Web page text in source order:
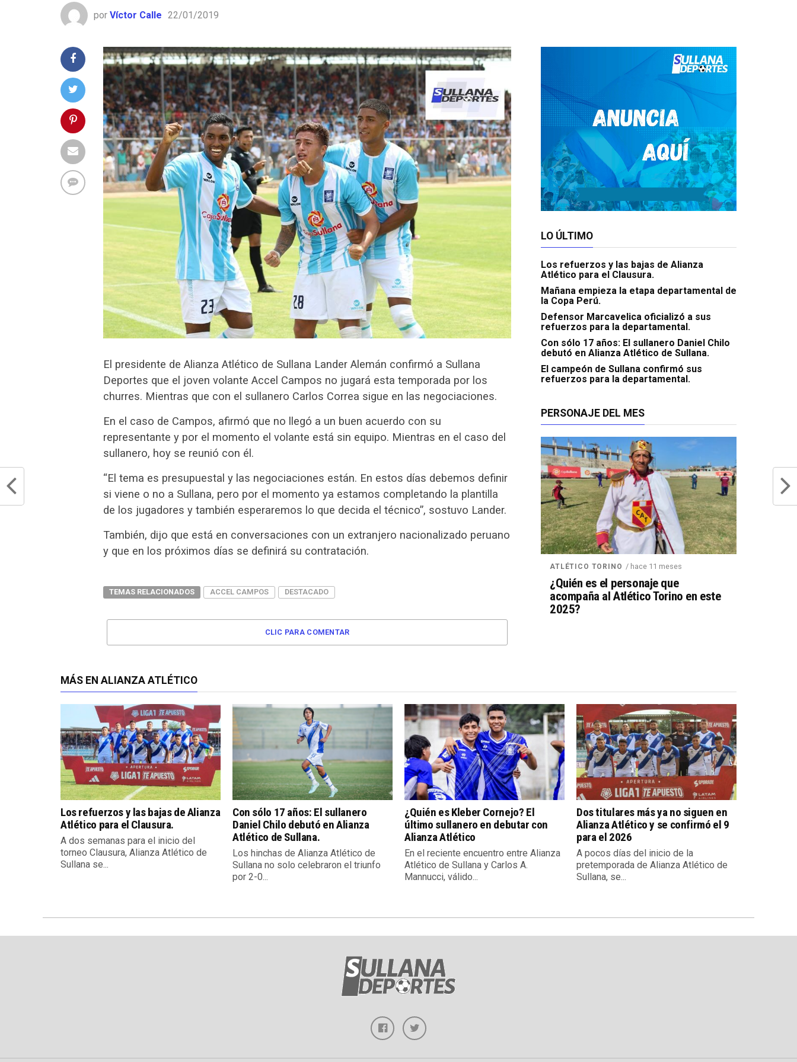
por Víctor Calle 22/01/2019
El presidente de Alianza Atlético de Sullana Lander Alemán confirmó a Sullana
Deportes que el joven volante Accel Campos no jugará esta temporada por los
churres. Mientras que con el sullanero Carlos Correa sigue en las negociaciones.
En el caso de Campos, afirmó que no llegó a un buen acuerdo con su
representante y por el momento el volante está sin equipo. Mientras en el caso del
sullanero, hoy se reunió con él.
“El tema es presupuestal y las negociaciones están. En estos días debemos definir
si viene o no a Sullana, pero por el momento ya estamos completando la plantilla
de los jugadores y también esperaremos lo que decida el técnico”, sostuvo Lander.
También, dijo que está en conversaciones con un extranjero nacionalizado peruano
y que en los próximos días se definirá su contratación.
TEMAS RELACIONADOS ACCEL CAMPOS DESTACADO
CLIC PARA COMENTAR
LO ÚLTIMO
Los refuerzos y las bajas de Alianza
Atlético para el Clausura.
Mañana empieza la etapa departamental de
la Copa Perú.
Defensor Marcavelica oficializó a sus
refuerzos para la departamental.
Con sólo 17 años: El sullanero Daniel Chilo
debutó en Alianza Atlético de Sullana.
El campeón de Sullana confirmó sus
refuerzos para la departamental.
PERSONAJE DEL MES
ATLÉTICO TORINO / hace 11 meses
¿Quién es el personaje que
acompaña al Atlético Torino en este
2025?
MÁS EN ALIANZA ATLÉTICO
Los refuerzos y las bajas de Alianza
Atlético para el Clausura.
A dos semanas para el inicio del
torneo Clausura, Alianza Atlético de
Sullana se...
Con sólo 17 años: El sullanero
Daniel Chilo debutó en Alianza
Atlético de Sullana.
Los hinchas de Alianza Atlético de
Sullana no solo celebraron el triunfo
por 2-0...
¿Quién es Kleber Cornejo? El
último sullanero en debutar con
Alianza Atlético
En el reciente encuentro entre Alianza
Atlético de Sullana y Carlos A.
Mannucci, válido...
Dos titulares más ya no siguen en
Alianza Atlético y se confirmó el 9
para el 2026
A pocos días del inicio de la
pretemporada de Alianza Atlético de
Sullana, se...